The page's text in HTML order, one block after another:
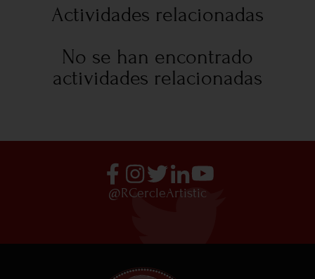
Actividades relacionadas
No se han encontrado
actividades relacionadas
@RCercleArtistic